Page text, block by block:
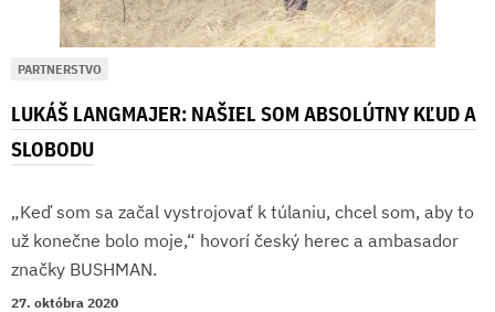
PARTNERSTVO
LUKÁŠ LANGMAJER: NAŠIEL SOM ABSOLÚTNY KĽUD A
SLOBODU
„Keď som sa začal vystrojovať k túlaniu, chcel som, aby to
už konečne bolo moje,“ hovorí český herec a ambasador
značky BUSHMAN.
27. októbra 2020